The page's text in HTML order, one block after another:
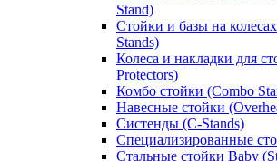
Stand)
Стойки и базы на
Stands)
Колеса и накладки для
Protectors)
Комбо стойки (Combo
Навесные стойки
Систенды (C-Stands)
Специализированные
Стальные стойки Baby